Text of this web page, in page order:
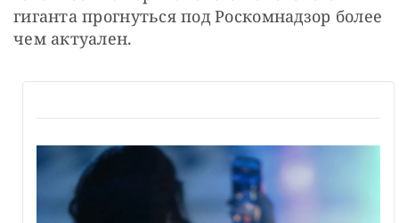
гиганта прогнуться под Роскомнадзор более
чем актуален.